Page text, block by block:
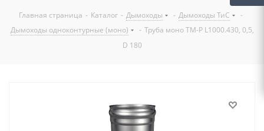
Главная страница - Каталог - Дымоходы - Дымоходы ТиС
-
Дымоходы одноконтурные (моно)
- Труба моно ТМ-Р L1000.430, 0,5,
D 180